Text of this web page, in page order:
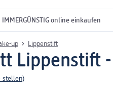
IMMERGÜNSTIG online einkaufen
up Lippenstift
Lippenstift
stellen)